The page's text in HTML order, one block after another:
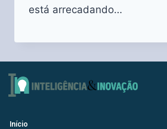
está arrecadando…
Início